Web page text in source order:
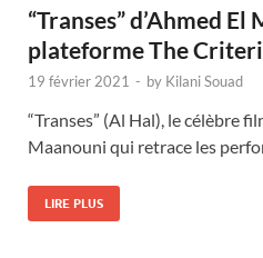
“Transes” d’Ahmed
plateforme The
19 février 2021 - by Kilani Souad
“Transes” (Al Hal), le célèbre
Maanouni qui retrace les
LIRE PLUS